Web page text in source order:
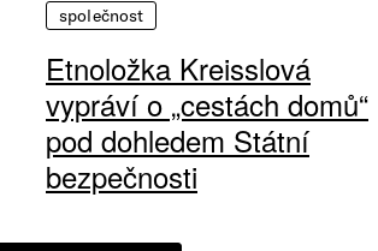
společnost
Etnoložka Kreisslová
vypráví o „cestách domů“
pod dohledem Státní
bezpečnosti